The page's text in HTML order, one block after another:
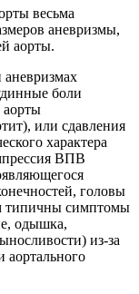
весьма
аневризмы,
аорты.
боли
аорты
или сдавления
характера
ВПВ
головы
типичны симптомы
одышка,
из-за
аортального